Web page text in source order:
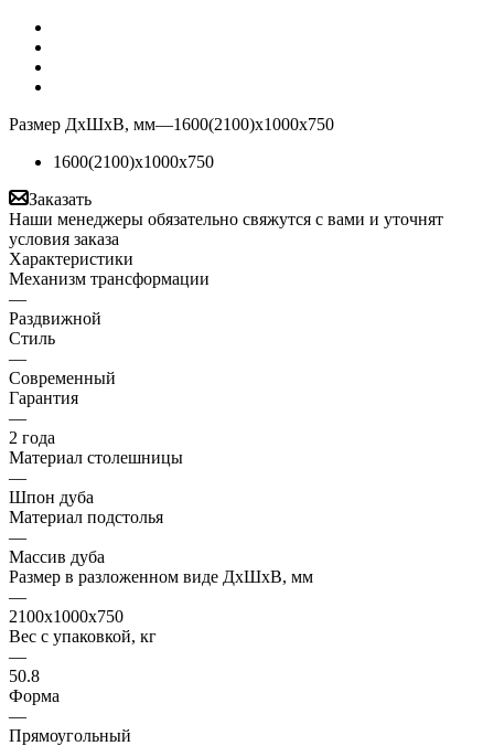
Размер ДхШхВ, мм—1600(2100)х1000х750
1600(2100)х1000х750
Заказать
Наши менеджеры обязательно свяжутся с вами и уточнят
условия заказа
Характеристики
Механизм трансформации
—
Раздвижной
Стиль
—
Современный
Гарантия
—
2 года
Материал столешницы
—
Шпон дуба
Материал подстолья
—
Массив дуба
Размер в разложенном виде ДхШхВ, мм
—
2100х1000х750
Вес с упаковкой, кг
—
50.8
Форма
—
Прямоугольный